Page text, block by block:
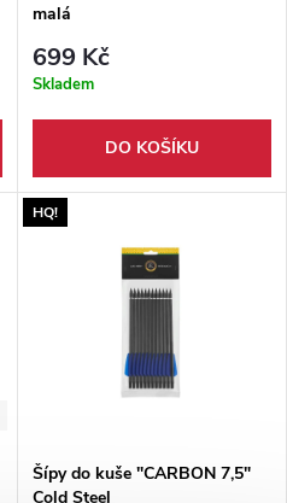
malá
699 Kč
Skladem
DO KOŠÍKU
HQ!
Šípy do kuše "CARBON 7,5"
Cold Steel